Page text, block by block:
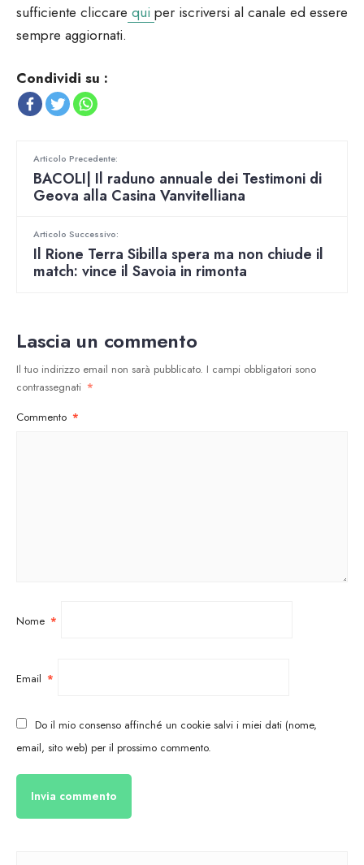
sufficiente cliccare qui per iscriversi al canale ed essere
sempre aggiornati.
Condividi su :
Articolo Precedente:
BACOLI| Il raduno annuale dei Testimoni di
Geova alla Casina Vanvitelliana
Articolo Successivo:
Il Rione Terra Sibilla spera ma non chiude il
match: vince il Savoia in rimonta
Lascia un commento
Il tuo indirizzo email non sarà pubblicato. I campi obbligatori sono
contrassegnati *
Commento *
Nome *
Email *
Do il mio consenso affinché un cookie salvi i miei dati (nome,
email, sito web) per il prossimo commento.